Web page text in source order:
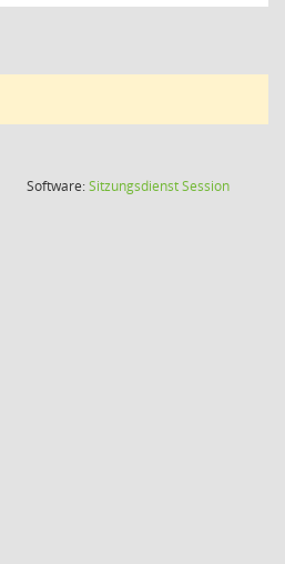
Software:SitzungsdienstSession(Wird in